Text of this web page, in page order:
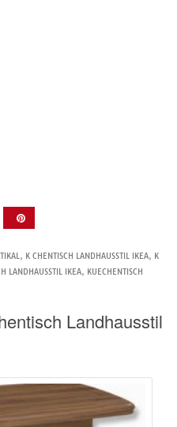
, K CHENTISCH LANDHAUSSTIL IKEA, K
LANDHAUSSTIL IKEA, KUECHENTISCH
Landhausstil